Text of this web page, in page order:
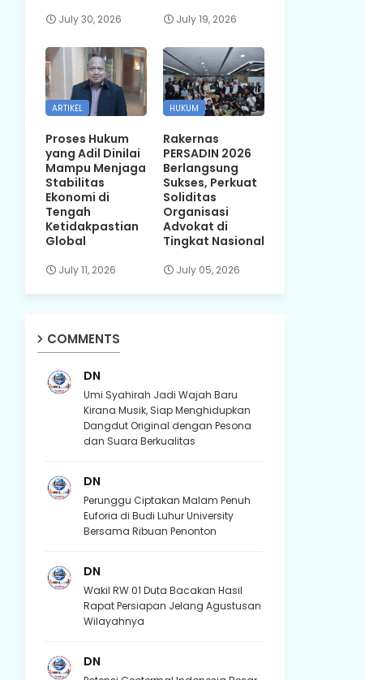
July 30, 2026 July 19, 2026
ARTIKEL
Proses Hukum
yang Adil Dinilai
Mampu Menjaga
Stabilitas
Ekonomi di
Tengah
Ketidakpastian
Global
July 11, 2026
HUKUM
Rakernas
PERSADIN 2026
Berlangsung
Sukses, Perkuat
Soliditas
Organisasi
Advokat di
Tingkat Nasional
July 05, 2026
COMMENTS
DN
Umi Syahirah Jadi Wajah Baru
Kirana Musik, Siap Menghidupkan
Dangdut Original dengan Pesona
dan Suara Berkualitas
DN
Perunggu Ciptakan Malam Penuh
Euforia di Budi Luhur University
Bersama Ribuan Penonton
DN
Wakil RW 01 Duta Bacakan Hasil
Rapat Persiapan Jelang Agustusan
Wilayahnya
DN